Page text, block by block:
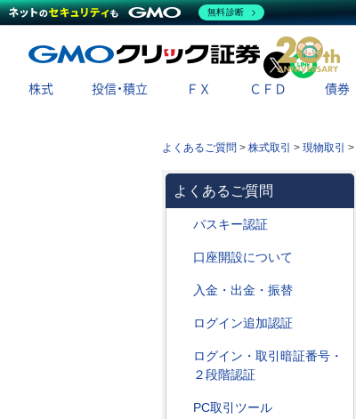
X
株式 投信・積立 ＦＸ ＣＦＤ 債券
よくあるご質問 > 株式取引 > 現物取引 >
よくあるご質問
パスキー認証
口座開設について
入金・出金・振替
ログイン追加認証
ログイン・取引暗証番号・
２段階認証
PC取引ツール
無料診断